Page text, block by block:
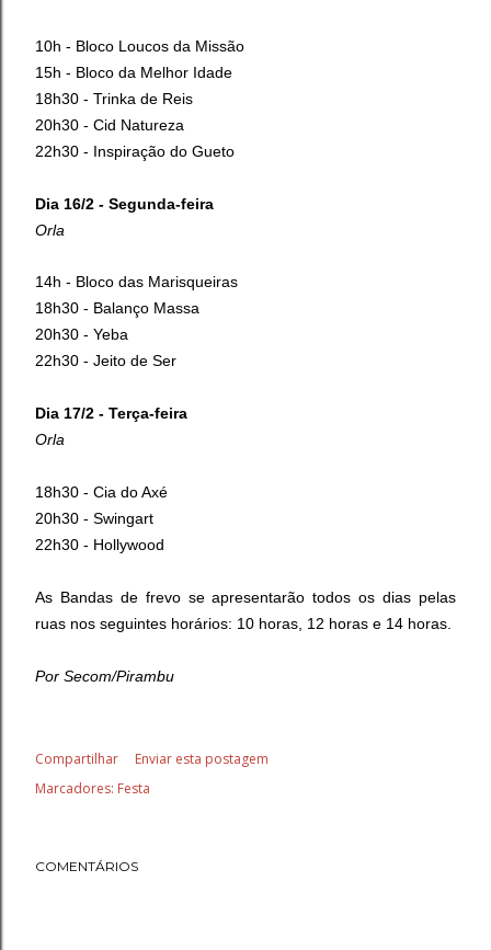
10h - Bloco Loucos da Missão
15h - Bloco da Melhor Idade
18h30 - Trinka de Reis
20h30 - Cid Natureza
22h30 - Inspiração do Gueto
Dia 16/2 - Segunda-feira
Orla
14h - Bloco das Marisqueiras
18h30 - Balanço Massa
20h30 - Yeba
22h30 - Jeito de Ser
Dia 17/2 - Terça-feira
Orla
18h30 - Cia do Axé
20h30 - Swingart
22h30 - Hollywood
As Bandas de frevo se apresentarão todos os dias pelas
ruas nos seguintes horários: 10 horas, 12 horas e 14 horas.
Por Secom/Pirambu
Compartilhar
Enviar esta postagem
Marcadores: Festa
COMENTÁRIOS